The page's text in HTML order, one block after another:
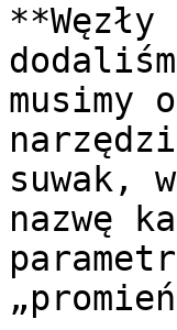
musimy
suwak,
nazwę